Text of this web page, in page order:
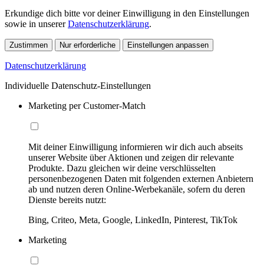
Erkundige dich bitte vor deiner Einwilligung in den Einstellungen
sowie in unsererDatenschutzerklärung.
Zustimmen Nur erforderliche Einstellungen anpassen
Datenschutzerklärung
Individuelle Datenschutz-Einstellungen
Marketing per Customer-Match
Mit deiner Einwilligung informieren wir dich auch abseits
unserer Website über Aktionen und zeigen dir relevante
Produkte. Dazu gleichen wir deine verschlüsselten
personenbezogenen Daten mit folgenden externen Anbietern
ab und nutzen deren Online-Werbekanäle, sofern du deren
Dienste bereits nutzt:
Bing, Criteo, Meta, Google, LinkedIn, Pinterest, TikTok
Marketing